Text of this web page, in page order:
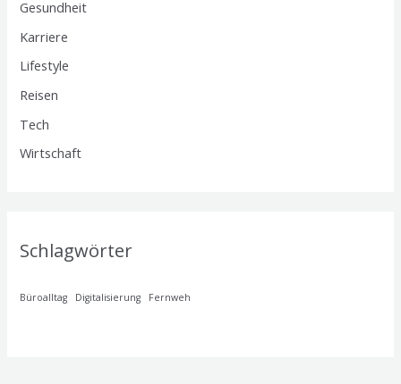
Gesundheit
Karriere
Lifestyle
Reisen
Tech
Wirtschaft
Schlagwörter
Büroalltag Digitalisierung Fernweh